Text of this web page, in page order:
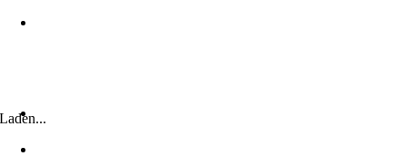
Laden...